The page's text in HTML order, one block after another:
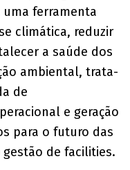
ferramenta
climática, reduzir
a saúde dos
ambiental, trata-
de
e geração
para o futuro das
de facilities.